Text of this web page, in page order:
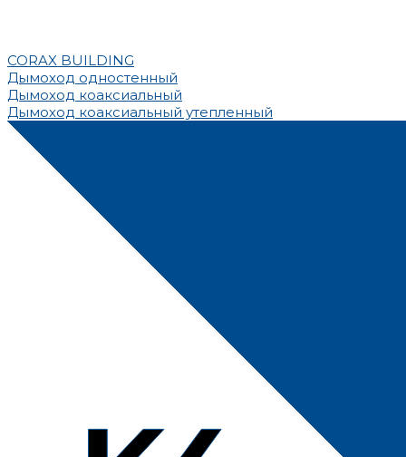
CORAX BUILDING
Дымоход одностенный
Дымоход коаксиальный
Дымоход коаксиальный утепленный